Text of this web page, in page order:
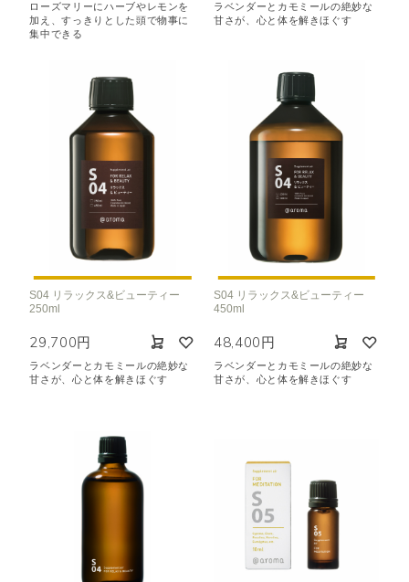
ローズマリーにハーブやレモンを
加え、すっきりとした頭で物事に
集中できる
ラベンダーとカモミールの絶妙な
甘さが、心と体を解きほぐす
S04 リラックス&ビューティー
250ml
29,700円
ラベンダーとカモミールの絶妙な
甘さが、心と体を解きほぐす
S04 リラックス&ビューティー
450ml
48,400円
ラベンダーとカモミールの絶妙な
甘さが、心と体を解きほぐす